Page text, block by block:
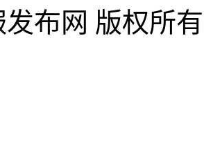
布网 版权所有